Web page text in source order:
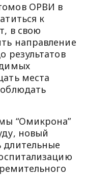
ОРВИ в
к
в свою
направление
результатов
места
“Омикрона”
новый